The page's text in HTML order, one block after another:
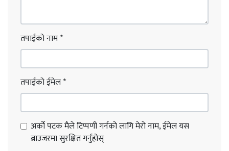
तपाईंको नाम*
तपाईंको ईमेल*
अर्को पटक मैले टिप्पणी गर्नको लागि मेरो नाम, ईमेल यस
ब्राउजरमा सुरक्षित गर्नुहोस्